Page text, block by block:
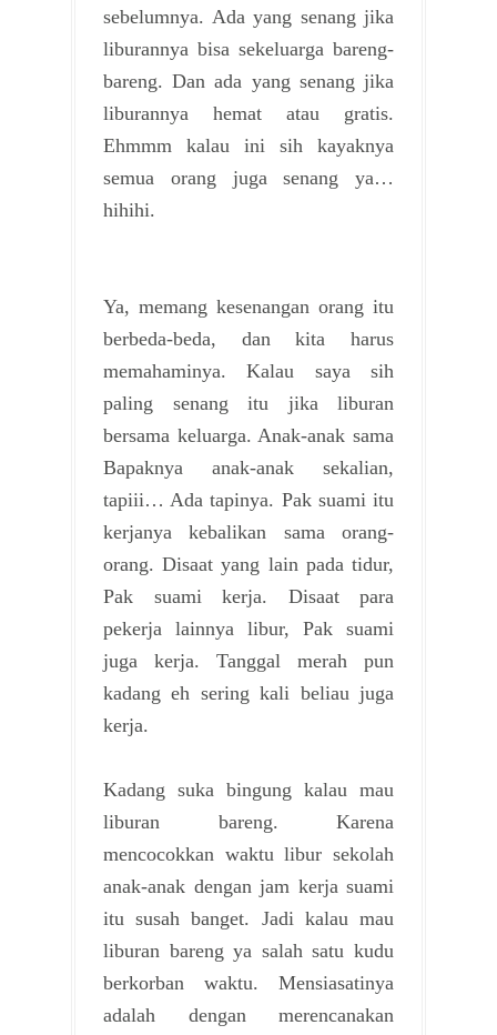
sebelumnya. Ada yang senang jika
liburannya bisa sekeluarga bareng-
bareng. Dan ada yang senang jika
liburannya hemat atau gratis.
Ehmmm kalau ini sih kayaknya
semua orang juga senang ya…
hihihi.
Ya, memang kesenangan orang itu
berbeda-beda, dan kita harus
memahaminya. Kalau saya sih
paling senang itu jika liburan
bersama keluarga. Anak-anak sama
Bapaknya anak-anak sekalian,
tapiii… Ada tapinya. Pak suami itu
kerjanya kebalikan sama orang-
orang. Disaat yang lain pada tidur,
Pak suami kerja. Disaat para
pekerja lainnya libur, Pak suami
juga kerja. Tanggal merah pun
kadang eh sering kali beliau juga
kerja.
Kadang suka bingung kalau mau
liburan bareng. Karena
mencocokkan waktu libur sekolah
anak-anak dengan jam kerja suami
itu susah banget. Jadi kalau mau
liburan bareng ya salah satu kudu
berkorban waktu. Mensiasatinya
adalah dengan merencanakan